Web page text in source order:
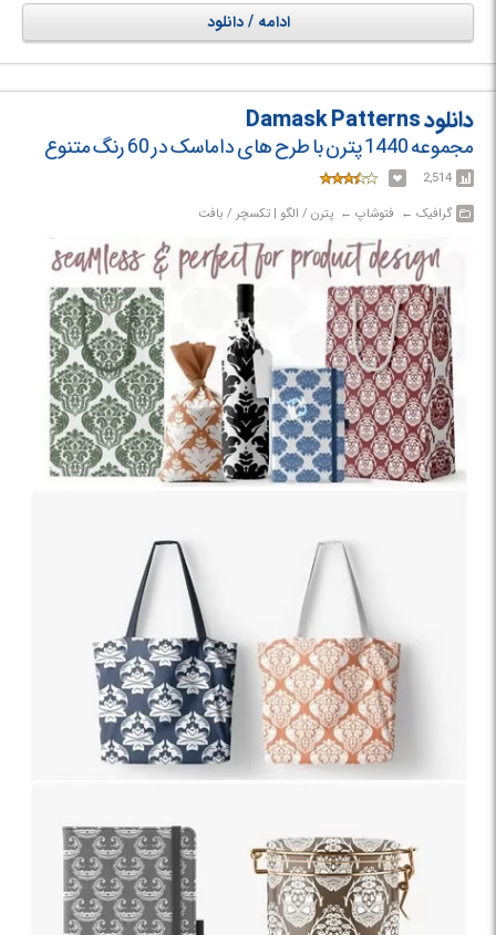
ادامه / دانلود
دانلود Damask Patterns
مجموعه 1440 پترن با طرح های داماسک در 60 رنگ متنوع
2,514
گرافیک‎ ← ‏ فتوشاپ‎ ← ‏ پترن / الگو | تکسچر / بافت